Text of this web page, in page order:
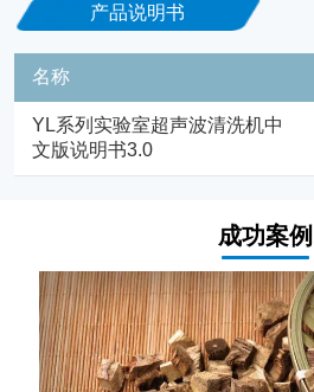
产品说明书
名称
YL系列实验室超声波清洗机中
文版说明书3.0
成功案例